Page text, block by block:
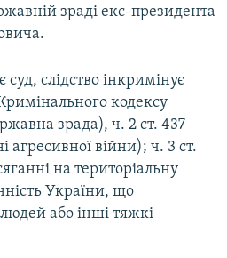
зраді екс-президента
суд, слідство інкримінує
кодексу
зрада), ч. 2 ст. 437
агресивної війни); ч. 3 ст.
на територіальну
України, що
або інші тяжкі